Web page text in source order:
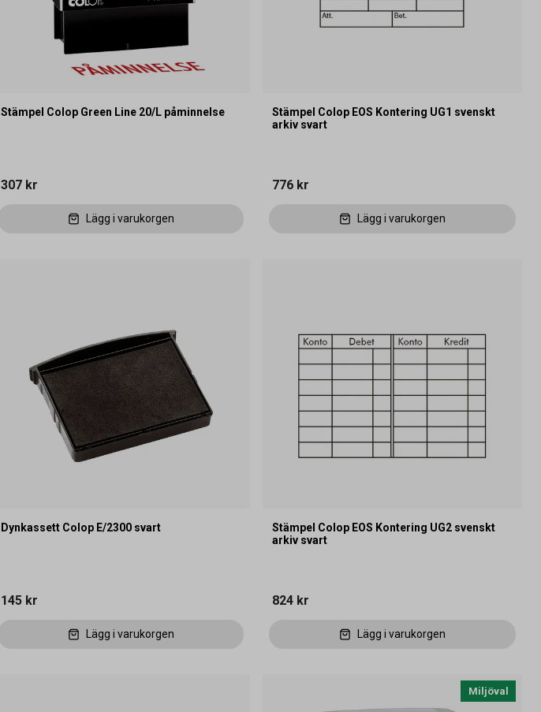
Stämpel Colop Green Line 20/L påminnelse
307 kr
Lägg i varukorgen
Stämpel Colop EOS Kontering UG1 svenskt
arkiv svart
776 kr
Lägg i varukorgen
Dynkassett Colop E/2300 svart
145 kr
Lägg i varukorgen
Stämpel Colop EOS Kontering UG2 svenskt
arkiv svart
824 kr
Lägg i varukorgen
Miljöval